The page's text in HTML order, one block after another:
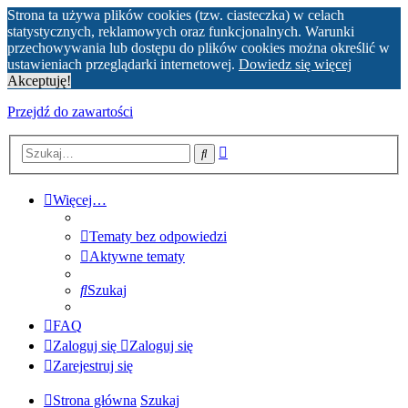
Strona ta używa plików cookies (tzw. ciasteczka) w celach
statystycznych, reklamowych oraz funkcjonalnych. Warunki
przechowywania lub dostępu do plików cookies można określić w
ustawieniach przeglądarki internetowej. Dowiedz się więcej
Akceptuję!
Przejdź do zawartości
Szukaj
Więcej…
Tematy bez odpowiedzi
Aktywne tematy
Szukaj
FAQ
Zaloguj się
Zaloguj się
Zarejestruj się
Strona główna Szukaj